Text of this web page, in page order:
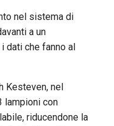
nel sistema di
a un
dati che fanno al
Kesteven, nel
lampioni con
riducendone la